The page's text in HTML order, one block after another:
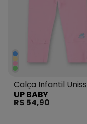
Calça Infantil
Suedine Rosa
UP BABY
R$ 54,90